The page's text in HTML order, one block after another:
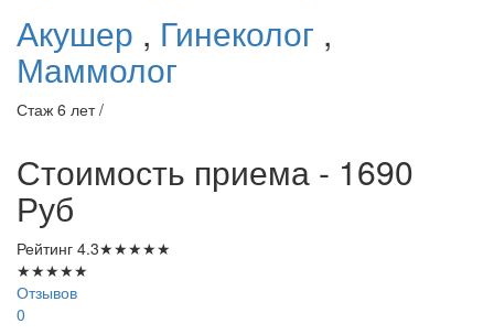
Акушер , Гинеколог ,
Маммолог
Стаж 6 лет /
Стоимость приема - 1690
Руб
Рейтинг 4.3★★★★★
★★★★★
Отзывов
0